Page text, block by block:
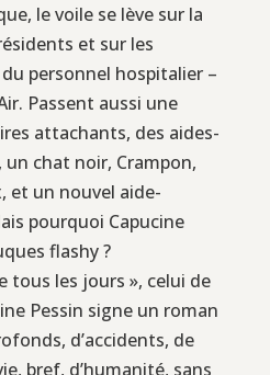
le voile se lève sur la
et sur les
personnel hospitalier –
Passent aussi une
attachants, des aides-
chat noir, Crampon,
et un nouvel aide-
pourquoi Capucine
flashy ?
tous les jours », celui de
Pessin signe un roman
d’accidents, de
bref, d’humanité, sans